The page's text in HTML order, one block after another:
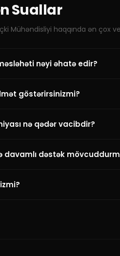
Suallar
Mühəndisliyi haqqında ən çox
nəyi əhatə edir?
göstərirsinizmi?
nə qədər vacibdir?
dəstək